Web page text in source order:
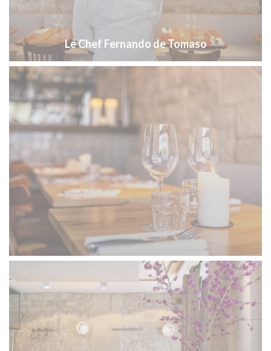
Le Chef Fernando de Tomaso